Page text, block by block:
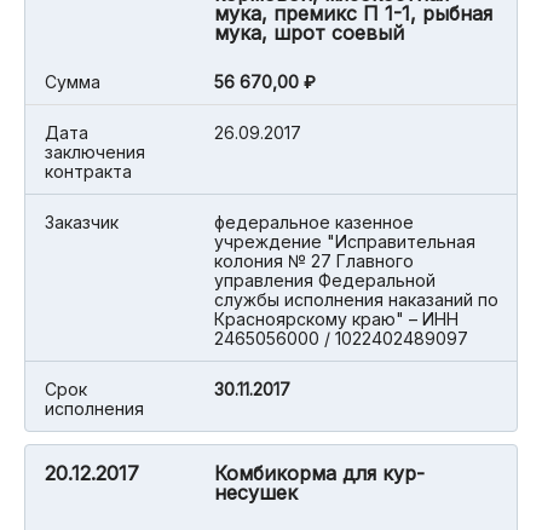
мука, премикс П 1-1, рыбная
мука, шрот соевый
Cумма 56 670,00 ₽
Дата
заключения
контракта
26.09.2017
Заказчик
федеральное казенное
учреждение "Исправительная
колония № 27 Главного
управления Федеральной
службы исполнения наказаний по
Красноярскому краю" – ИНН
2465056000 / 1022402489097
Срок
исполнения
30.11.2017
20.12.2017
Комбикорма для кур-
несушек